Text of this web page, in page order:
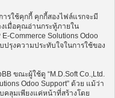
รใช้คุกกี้ คุกกี้สองไฟล์แรกจะมี
เมื่อคุณอ่านกระทู้ภายใน
E-Commerce Solutions Odoo
ปรุงความประทับใจในการใช้ของ
ขณะผู้ใช้ดู “M.D.Soft Co.,Ltd.
Odoo Support” ด้วย แม้ว่า
คลุมเพียงแค่หน้าที่สร้างโดย